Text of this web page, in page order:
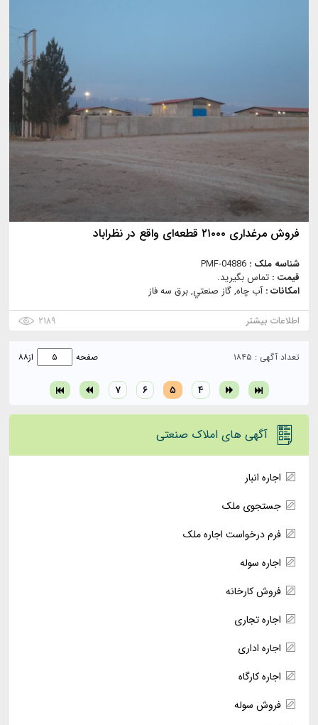
فروش مرغداری ۲۱۰۰۰ قطعه‌ای واقع در نظراباد
شناسه ملک : PMF-04886
قیمت : تماس بگیرید.
امکانات :آب چاه, گاز صنعتي, برق سه فاز
اطلاعات بیشتر
۲۱۸۹
تعداد آگهی : ۱۸۴۵
۴ ۵ ۶ ۷
صفحه از۸۸
آگهی های املاک صنعتی
اجاره انبار
جستجوی ملک
فرم درخواست اجاره ملک
اجاره سوله
فروش کارخانه
اجاره تجاری
اجاره اداری
اجاره کارگاه
فروش سوله